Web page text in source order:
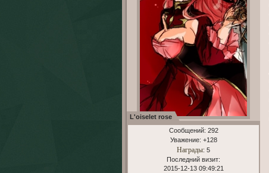
L'oiselet rose
Сообщений: 292
Уважение: +128
Награды: 5
Последний визит:
2015-12-13 09:49:21